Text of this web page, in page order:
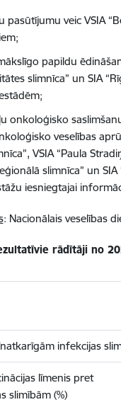
pasūtījumu veic VSIA
papildu
slimnīca” un SIA
onkoloģisko
veselības
VSIA “Paula
slimnīca” un
iesniegtajai
: Nacionālais veselības
rādītāji no
infekcijas
līmenis pret
slimībām (%)